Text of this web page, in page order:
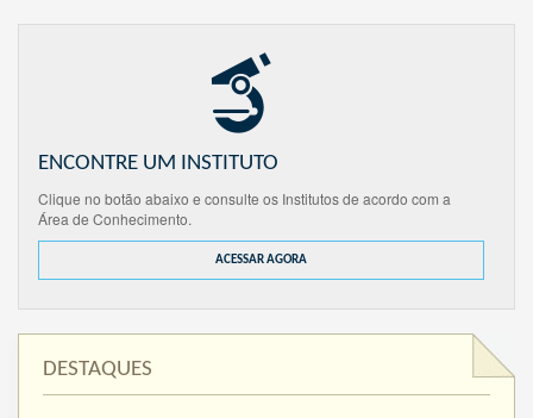
ENCONTRE UM INSTITUTO
Clique no botão abaixo e consulte os Institutos de acordo com a
Área de Conhecimento.
ACESSAR AGORA
DESTAQUES